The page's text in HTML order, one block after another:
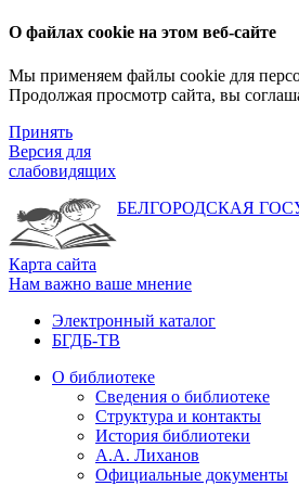
О файлах cookie на этом веб-сайте
Мы применяем файлы cookie для
Продолжая просмотр сайта, вы
Принять
Версия для
слабовидящих
БЕЛГОРОДСКАЯ
Карта сайта
Нам важно ваше мнение
Электронный каталог
БГДБ-ТВ
О библиотеке
Сведения о библиотеке
Структура и контакты
История библиотеки
А.А. Лиханов
Официальные документы